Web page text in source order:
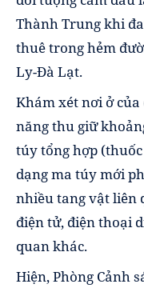
Thành Trung khi
thuê trong hẻm
Ly-Đà Lạt.
Khám xét nơi ở
năng thu giữ
túy tổng hợp
dạng ma túy mới
nhiều tang vật liên
điện tử, điện thoại
quan khác.
Hiện, Phòng Cảnh